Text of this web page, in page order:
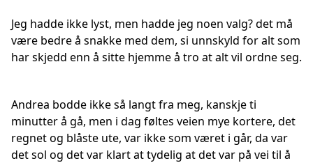
Jeg hadde ikke lyst, men hadde jeg noen valg? det må
være bedre å snakke med dem, si unnskyld for alt som
har skjedd enn å sitte hjemme å tro at alt vil ordne seg.
Andrea bodde ikke så langt fra meg, kanskje ti
minutter å gå, men i dag føltes veien mye kortere, det
regnet og blåste ute, var ikke som været i går, da var
det sol og det var klart at tydelig at det var på vei til å